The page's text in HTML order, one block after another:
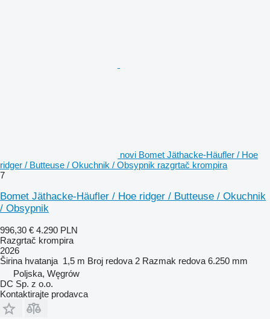
novi Bomet Jäthacke-Häufler / Hoe
ridger / Butteuse / Okuchnik / Obsypnik razgrtač krompira
7
Bomet Jäthacke-Häufler / Hoe ridger / Butteuse / Okuchnik
/ Obsypnik
996,30 € 4.290 PLN
Razgrtač krompira
2026
Širina hvatanja 1,5 m Broj redova 2 Razmak redova 6.250 mm
Poljska, Węgrów
DC Sp. z o.o.
Kontaktirajte prodavca